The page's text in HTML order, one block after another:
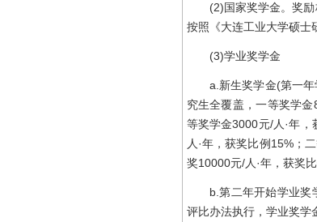
(2)国家奖学金。奖励
按照《大连工业大学硕士
(3)学业奖学金
a.新生奖学金(第一年
究生全覆盖，一等奖学
等奖学金3000元/人·年
人·年，获奖比例15%；
奖10000元/人·年，获奖
b.第二年开始学业奖学
评比办法执行，学业奖学